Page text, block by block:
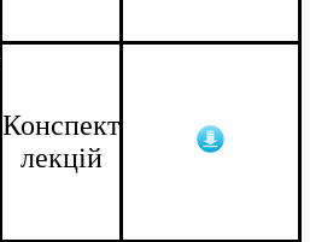
Конспект
лекцій